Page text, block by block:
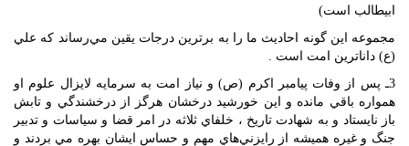
ابيطالب است)
مجموعه اين گونه احاديث ما را به برترين درجات يقين مي‌رساند كه علي
(ع) داناترين امت است .
3ـ پس از وفات پيامبر اكرم (ص) و نياز امت به سرمايه لايزال علوم او
همواره باقي مانده و اين خورشيد درخشان هرگز از درخشندگي و تابش
باز نايستاد و به شهادت تاريخ ، خلفاي ثلاثه در امر قضا و سياسات و تدبير
جنگ و غيره هميشه از رايزني‌هاي مهم و حساس ايشان بهره مي بردند و